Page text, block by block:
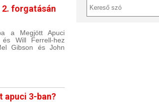
forgatásán
a Megjött Apuci
és Will Ferrell-hez
Gibson és John
apuci 3-ban?